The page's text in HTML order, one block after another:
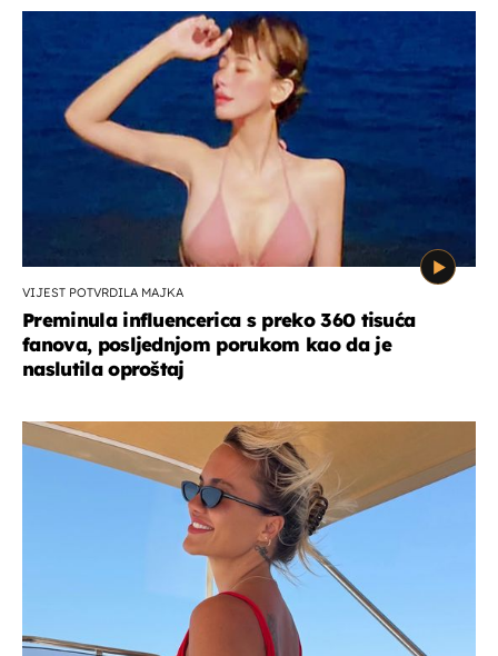
VIJEST POTVRDILA MAJKA
Preminula influencerica s preko 360 tisuća
fanova, posljednjom porukom kao da je
naslutila oproštaj